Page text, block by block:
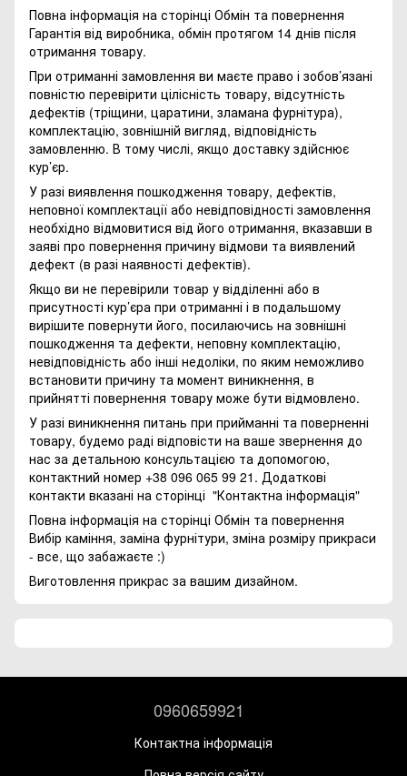
Повна інформація на сторінці Обмін та повернення
Гарантія від виробника, обмін протягом 14 днів після
отримання товару.
При отриманні замовлення ви маєте право і зобов’язані
повністю перевірити цілісність товару, відсутність
дефектів (тріщини, царатини, зламана фурнітура),
комплектацію, зовнішній вигляд, відповідність
замовленню. В тому числі, якщо доставку здійснює
кур’єр.
У разі виявлення пошкодження товару, дефектів,
неповної комплектації або невідповідності замовлення
необхідно відмовитися від його отримання, вказавши в
заяві про повернення причину відмови та виявлений
дефект (в разі наявності дефектів).
Якщо ви не перевірили товар у відділенні або в
присутності кур’єра при отриманні і в подальшому
вирішите повернути його, посилаючись на зовнішні
пошкодження та дефекти, неповну комплектацію,
невідповідність або інші недоліки, по яким неможливо
встановити причину та момент виникнення, в
прийнятті повернення товару може бути відмовлено.
У разі виникнення питань при прийманні та поверненні
товару, будемо раді відповісти на ваше звернення до
нас за детальною консультацією та допомогою,
контактний номер +38 096 065 99 21. Додаткові
контакти вказані на сторінці "Контактна інформація"
Повна інформація на сторінці Обмін та повернення
Вибір каміння, заміна фурнітури, зміна розміру прикраси
- все, що забажаєте :)
Виготовлення прикрас за вашим дизайном.
0960659921
Контактна інформація